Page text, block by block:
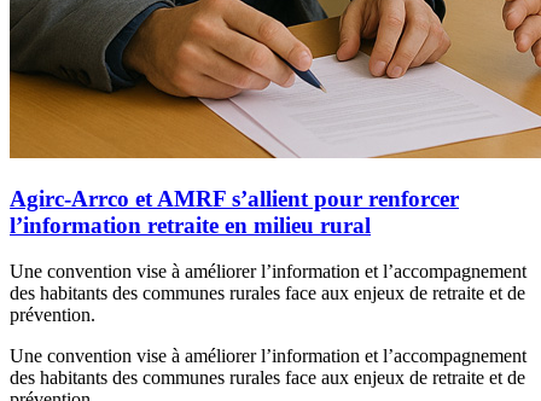
Agirc-Arrco et AMRF s’allient pour renforcer
l’information retraite en milieu rural
Une convention vise à améliorer l’information et l’accompagnement
des habitants des communes rurales face aux enjeux de retraite et de
prévention.
Une convention vise à améliorer l’information et l’accompagnement
des habitants des communes rurales face aux enjeux de retraite et de